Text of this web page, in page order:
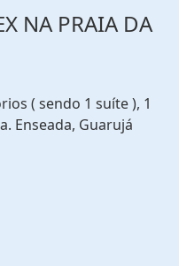
NA PRAIA DA
( sendo 1 suíte ), 1
Enseada, Guarujá